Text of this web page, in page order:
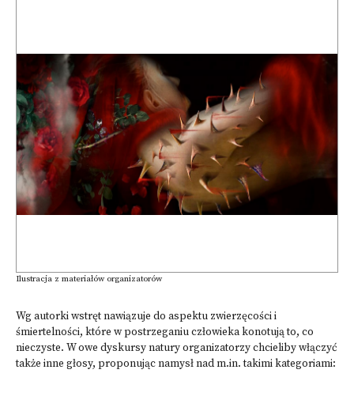
Ilustracja z materiałów organizatorów
Wg autorki wstręt nawiązuje do aspektu zwierzęcości i
śmiertelności, które w postrzeganiu człowieka konotują to, co
nieczyste. W owe dyskursy natury organizatorzy chcieliby włączyć
także inne głosy, proponując namysł nad m.in. takimi kategoriami: